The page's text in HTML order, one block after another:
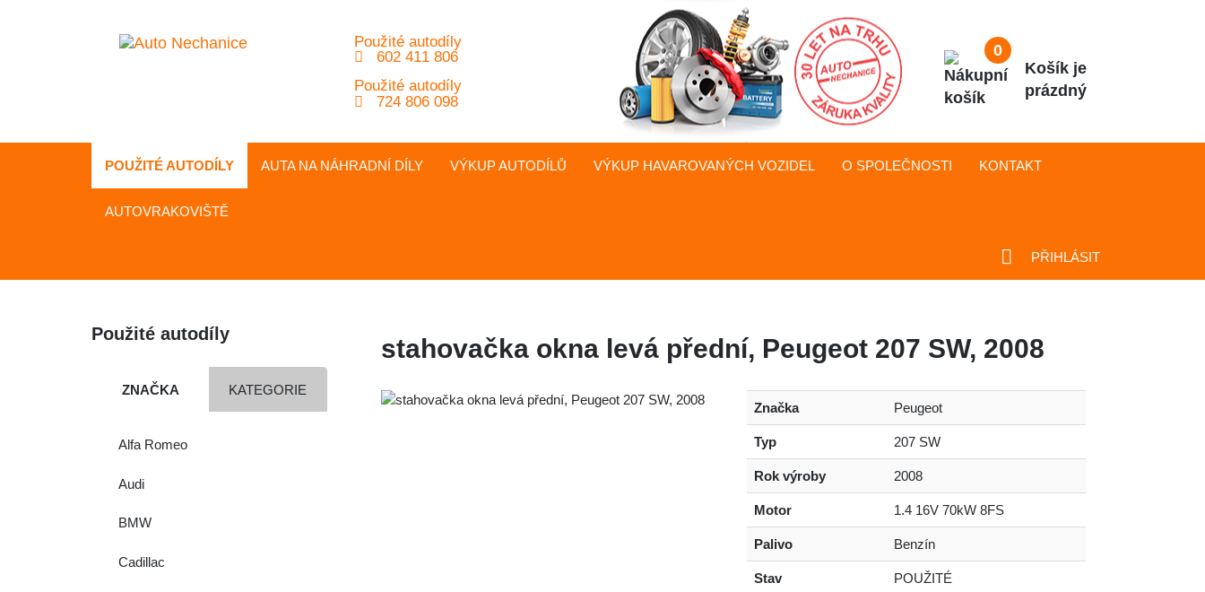
Použité autodíly
602 411 806
Použité autodíly
724 806 098
POUŽITÉ AUTODÍLY AUTA NA NÁHRADNÍ DÍLY VÝKUP AUTODÍLŮ VÝKUP HAVAROVANÝCH VOZIDEL O SPOLEČNOSTI KONTAKT
AUTOVRAKOVIŠTĚ
PŘIHLÁSIT
0
Košík je
prázdný
Použité autodíly
ZNAČKA KATEGORIE
Alfa Romeo
Audi
BMW
Cadillac
stahovačka okna levá přední, Peugeot 207 SW, 2008
Značka Peugeot
Typ 207 SW
Rok výroby 2008
Motor 1.4 16V 70kW 8FS
Palivo Benzín
Stav POUŽITÉ